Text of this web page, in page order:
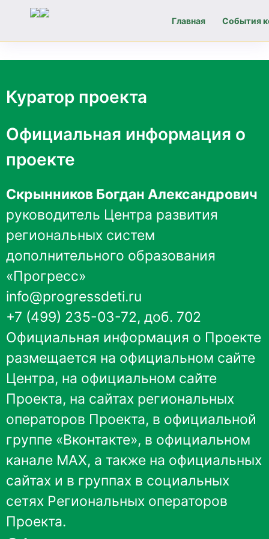
Главная События
поКуратор проекта
Официальная информация о
проекте
Скрынников Богдан Александрович
руководитель Центра развития
региональных систем
дополнительного образования
«Прогресс»
info@progressdeti.ru
+7 (499) 235-03-72, доб. 702
Официальная информация о Проекте
размещается на официальном сайте
Центра, на официальном сайте
Проекта, на сайтах региональных
операторов Проекта, в официальной
группе «Вконтакте», в официальном
канале MAX, а также на официальных
сайтах и в группах в социальных
сетях Региональных операторов
Проекта.